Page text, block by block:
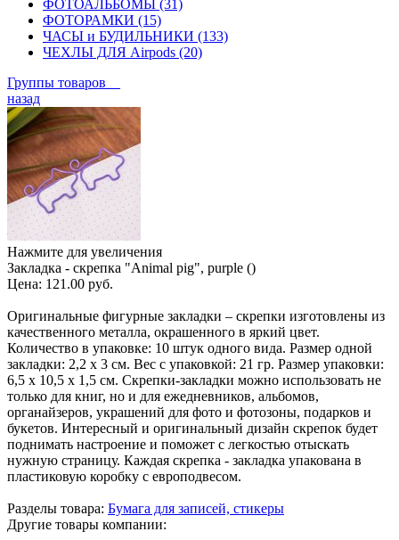
ФОТОАЛЬБОМЫ (31)
ФОТОРАМКИ (15)
ЧАСЫ и БУДИЛЬНИКИ (133)
ЧЕХЛЫ ДЛЯ Airpods (20)
Группы товаров
назад
Нажмите для увеличения
Закладка - скрепка "Animal pig", purple ()
Цена: 121.00 руб.
Оригинальные фигурные закладки – скрепки изготовлены из
качественного металла, окрашенного в яркий цвет.
Количество в упаковке: 10 штук одного вида. Размер одной
закладки: 2,2 х 3 см. Вес с упаковкой: 21 гр. Размер упаковки:
6,5 х 10,5 х 1,5 см. Скрепки-закладки можно использовать не
только для книг, но и для ежедневников, альбомов,
органайзеров, украшений для фото и фотозоны, подарков и
букетов. Интересный и оригинальный дизайн скрепок будет
поднимать настроение и поможет с легкостью отыскать
нужную страницу. Каждая скрепка - закладка упакована в
пластиковую коробку с европодвесом.
Разделы товара: Бумага для записей, стикеры
Другие товары компании: